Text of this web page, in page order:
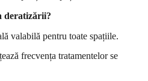
deratizării?
valabilă pentru toate spațiile.
frecvența tratamentelor se